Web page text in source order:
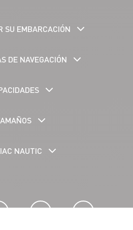
SU EMBARCACIÓN
DE NAVEGACIÓN
NAUTIC